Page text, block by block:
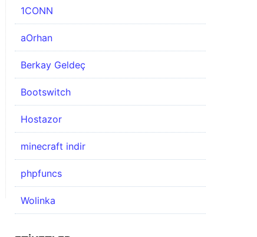
1CONN
aOrhan
Berkay Geldeç
Bootswitch
Hostazor
minecraft indir
phpfuncs
Wolinka